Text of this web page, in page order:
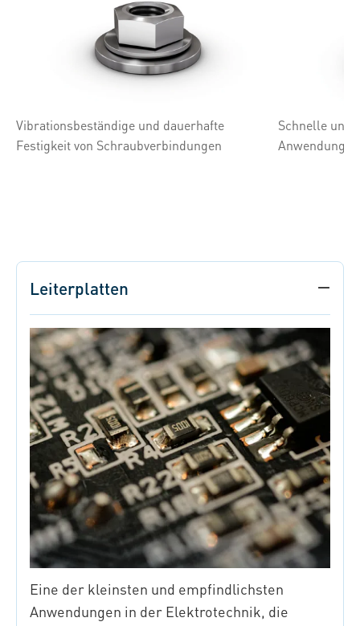
Vibrationsbeständige und dauerhafte
Festigkeit von Schraubverbindungen
Schnelle und
Leiterplatten
Eine der kleinsten und empfindlichsten
Anwendungen in der Elektrotechnik, die